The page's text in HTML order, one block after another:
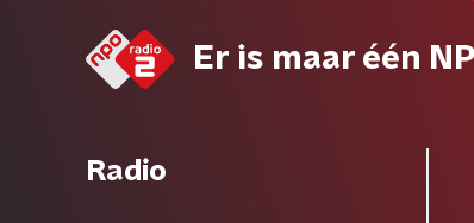
Er is maar één
Radio